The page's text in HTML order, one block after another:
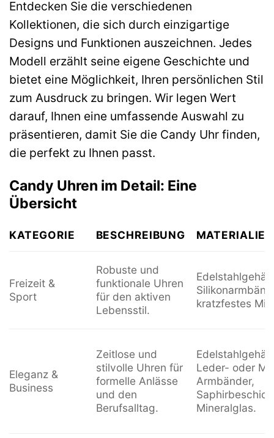
Entdecken Sie die verschiedenen
Kollektionen, die sich durch einzigartige
Designs und Funktionen auszeichnen. Jedes
Modell erzählt seine eigene Geschichte und
bietet eine Möglichkeit, Ihren persönlichen Stil
zum Ausdruck zu bringen. Wir legen Wert
darauf, Ihnen eine umfassende Auswahl zu
präsentieren, damit Sie die Candy Uhr finden,
die perfekt zu Ihnen passt.
Candy Uhren im Detail: Eine
Übersicht
KATEGORIE BESCHREIBUNG MATERIALIEN
Freizeit &
Sport
Robuste und
funktionale Uhren
für den aktiven
Lebensstil.
kratzfestes
Eleganz &
Business
Zeitlose und
stilvolle Uhren für
formelle Anlässe
und den
Berufsalltag.
Leder- oder
Armbänder,
Mineralglas.